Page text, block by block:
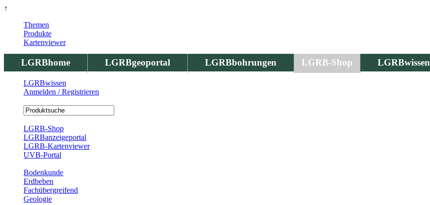
↑
LGRBhome LGRBgeoportal LGRBbohrungen LGRB-Shop LGRBwissen
Themen
Produkte
Kartenviewer
LGRBwissen
Anmelden / Registrieren
LGRB-Shop
LGRBanzeigeportal
LGRB-Kartenviewer
UVB-Portal
Bodenkunde
Erdbeben
Fachübergreifend
Geologie